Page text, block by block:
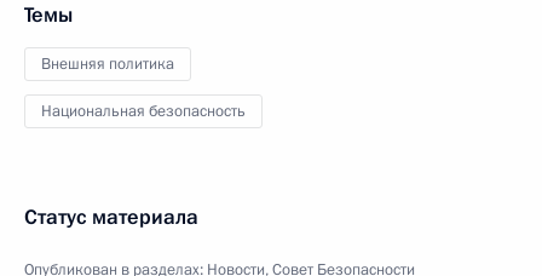
Темы
Внешняя политика
Национальная безопасность
Статус материала
Опубликован в разделах: Новости,Совет Безопасности